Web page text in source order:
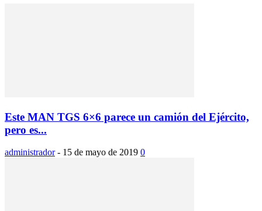
Este MAN TGS 6×6 parece un camión del Ejército,
pero es...
administrador - 15 de mayo de 2019 0